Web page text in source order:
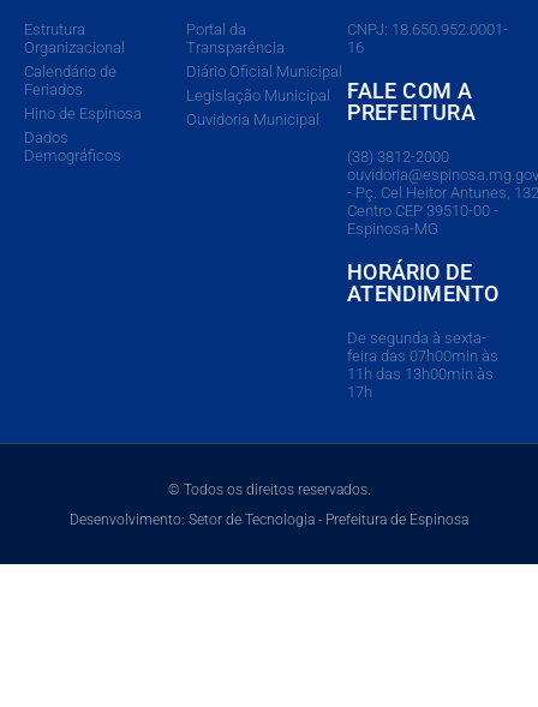
Estrutura
Organizacional
Calendário de
Feriados
Hino de Espinosa
Dados
Demográficos
Portal da
Transparência
Diário Oficial Municipal
Legislação Municipal
Ouvidoria Municipal
CNPJ: 18.650.952.0001-
16
FALE COM A
PREFEITURA
(38) 3812-2000
- Pç. Cel Heitor Antunes,
Centro CEP 39510-00 -
Espinosa-MG
HORÁRIO DE
ATENDIMENTO
De segunda à sexta-
feira das 07h00min às
11h das 13h00min às
17h
© Todos os direitos reservados.
Desenvolvimento: Setor de Tecnologia - Prefeitura de Espinosa